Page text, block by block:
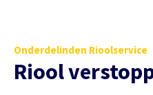
Onderdelinden Rioolservice
Riool